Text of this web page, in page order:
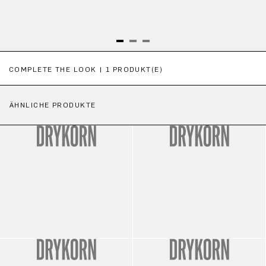
COMPLETE THE LOOK | 1 PRODUKT(E)
ÄHNLICHE PRODUKTE